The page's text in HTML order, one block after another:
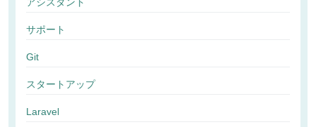
サポート
Git
スタートアップ
Laravel